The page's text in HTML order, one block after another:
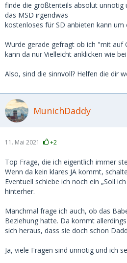
finde die größtenteils absolut unnötig
das MSD irgendwas
kostenloses für SD anbieten kann
Wurde gerade gefragt ob ich "mit auf
kann da nur Vielleicht anklicken wie
Also, sind die sinnvoll? Helfen die dir
MunichDaddy
11. Mai 2021 +2
Top Frage, die ich eigentlich immer
Wenn da kein klares JA kommt,
Eventuell schiebe ich noch ein „Soll
hinterher.
Manchmal frage ich auch, ob das
Beziehung hatte. Da kommt
sich heraus, dass sie doch schon
Ja, viele Fragen sind unnötig und ich